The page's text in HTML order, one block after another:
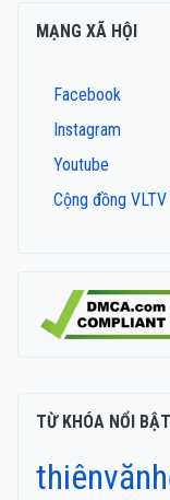
MẠNG XÃ HỘI
Facebook
Instagram
Youtube
Cộng đồng
TỪ KHÓA NỔI BẬT